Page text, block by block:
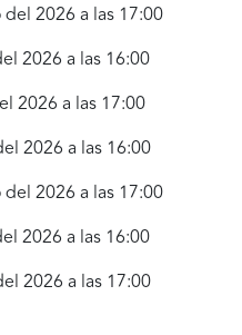
2026 a las 17:00
2026 a las 16:00
2026 a las 17:00
2026 a las 16:00
2026 a las 17:00
2026 a las 16:00
2026 a las 17:00